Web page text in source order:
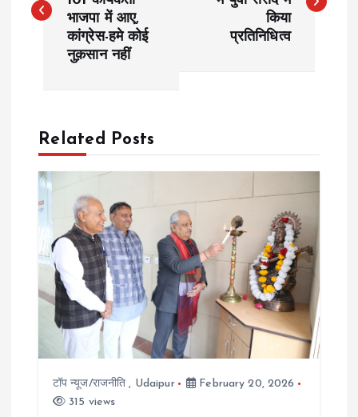
s
a
v
g
a
भाजपा में आए,
कांग्रेस-हमे कोई
नुक़सान नहीं
किया
प्रतिनिधित्व
Related Posts
टॉप न्यूज/राजनीति , Udaipur
February 20, 2026
315 views